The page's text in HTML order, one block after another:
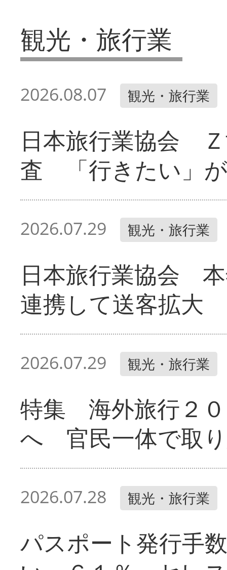
観光・旅行業
2026.08.07 観光・旅行業
日本旅行業協会
査 「行きたい」
2026.07.29 観光・旅行業
日本旅行業協会
連携して送客拡大
2026.07.29 観光・旅行業
特集 海外旅行２
へ 官民一体で取
2026.07.28 観光・旅行業
パスポート発行手